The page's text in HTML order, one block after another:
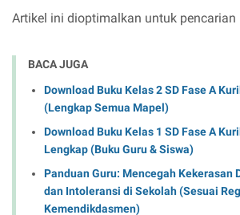
Artikel ini dioptimalkan untuk pencarian
BACA JUGA
Download Buku Kelas 2 SD Fase A
(Lengkap Semua Mapel)
Download Buku Kelas 1 SD Fase A
Lengkap (Buku Guru & Siswa)
Panduan Guru: Mencegah Kekerasan
dan Intoleransi di Sekolah (Sesuai
Kemendikdasmen)